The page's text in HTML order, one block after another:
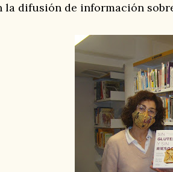
la difusión de información